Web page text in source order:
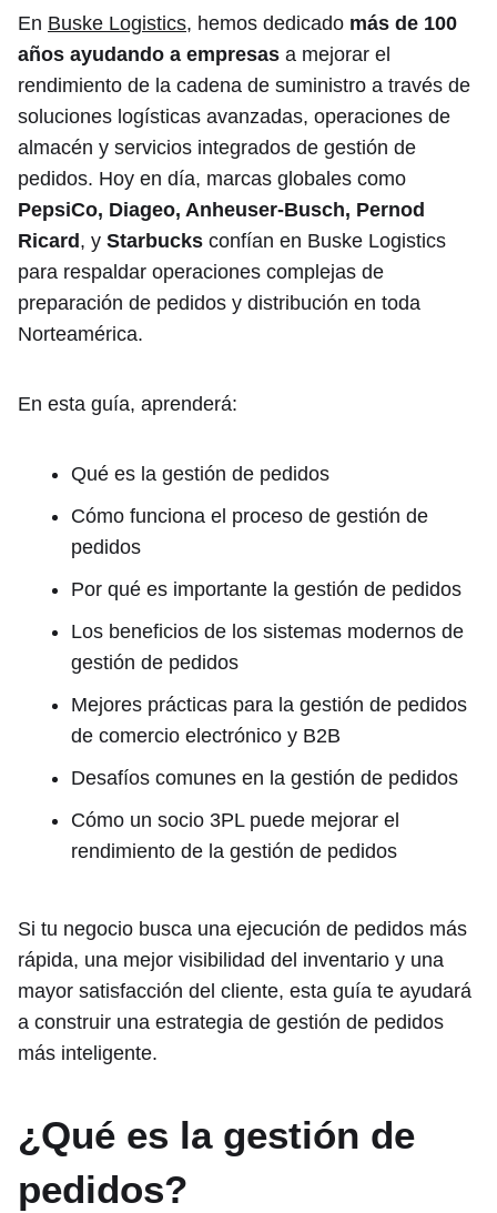
En Buske Logistics, hemos dedicado más de 100
años ayudando a empresas a mejorar el
rendimiento de la cadena de suministro a través de
soluciones logísticas avanzadas, operaciones de
almacén y servicios integrados de gestión de
pedidos. Hoy en día, marcas globales como
PepsiCo, Diageo, Anheuser-Busch, Pernod
Ricard, y Starbucks confían en Buske Logistics
para respaldar operaciones complejas de
preparación de pedidos y distribución en toda
Norteamérica.
En esta guía, aprenderá:
Qué es la gestión de pedidos
Cómo funciona el proceso de gestión de
pedidos
Por qué es importante la gestión de pedidos
Los beneficios de los sistemas modernos de
gestión de pedidos
Mejores prácticas para la gestión de pedidos
de comercio electrónico y B2B
Desafíos comunes en la gestión de pedidos
Cómo un socio 3PL puede mejorar el
rendimiento de la gestión de pedidos
Si tu negocio busca una ejecución de pedidos más
rápida, una mejor visibilidad del inventario y una
mayor satisfacción del cliente, esta guía te ayudará
a construir una estrategia de gestión de pedidos
más inteligente.
¿Qué es la gestión de
pedidos?